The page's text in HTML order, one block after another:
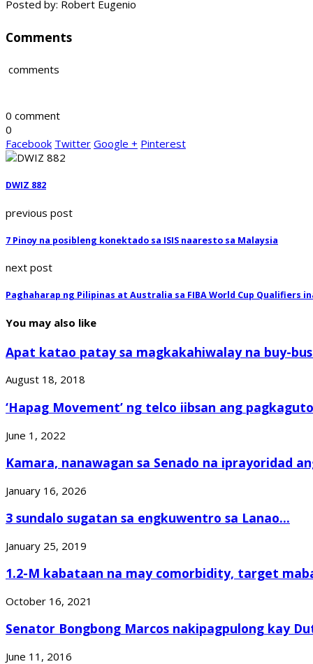
Posted by: Robert Eugenio
Comments
comments
0 comment
0
Facebook Twitter Google + Pinterest
DWIZ 882
previous post
7 Pinoy na posibleng konektado sa ISIS naaresto sa Malaysia
next post
Paghaharap ng Pilipinas at Australia sa FIBA World Cup Qualifiers
You may also like
Apat katao patay sa magkakahiwalay na buy-
August 18, 2018
‘Hapag Movement’ ng telco iibsan ang
June 1, 2022
Kamara, nanawagan sa Senado na iprayoridad
January 16, 2026
3 sundalo sugatan sa engkuwentro sa Lanao...
January 25, 2019
1.2-M kabataan na may comorbidity, target
October 16, 2021
Senator Bongbong Marcos nakipagpulong kay
June 11, 2016